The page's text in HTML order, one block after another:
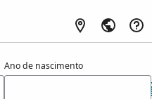
Ano de nascimento